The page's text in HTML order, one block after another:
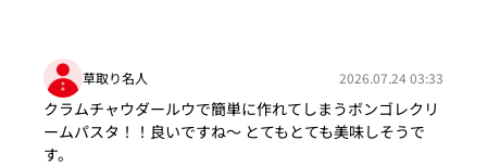
草取り名人 2026.07.24 03:33
クラムチャウダールウで簡単に作れてしまうボンゴレクリ
ームパスタ！！良いですね～ とてもとても美味しそうで
す。